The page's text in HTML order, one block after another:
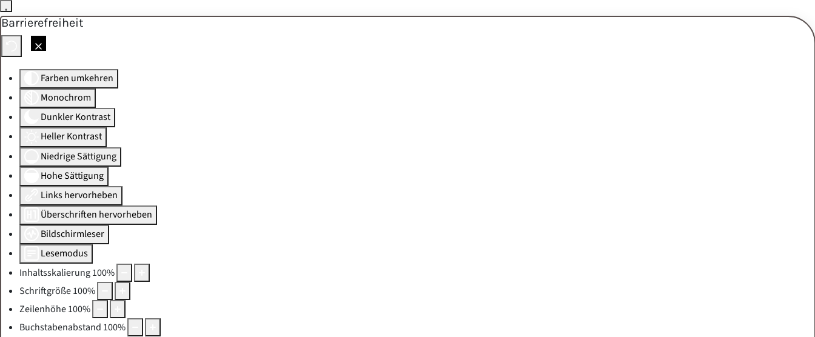
Barrierefreiheit
Farben umkehren
Monochrom
Dunkler Kontrast
Heller Kontrast
Niedrige Sättigung
Hohe Sättigung
Links hervorheben
Überschriften hervorheben
Bildschirmleser
Lesemodus
Inhaltsskalierung100%
Schriftgröße100%
Zeilenhöhe100%
Buchstabenabstand 100%
Skip to main content